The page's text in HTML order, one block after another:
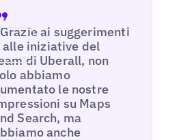
ai suggerimenti
alle iniziative del
di Uberall, non
abbiamo
le nostre
su Maps
Search, ma
anche